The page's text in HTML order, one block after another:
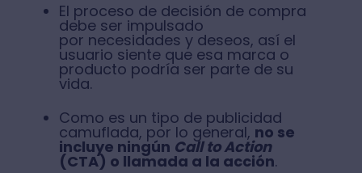
El proceso de decisión de compra
debe ser impulsado
por necesidades y deseos, así el
usuario siente que esa marca o
producto podría ser parte de su
vida.
Como es un tipo de publicidad
camuflada, por lo general, no se
incluye ningún Call to Action
(CTA) o llamada a la acción.